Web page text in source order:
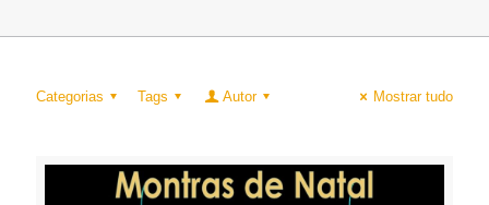
Categorias Tags Autor Mostrar tudo